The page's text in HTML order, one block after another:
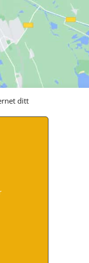
ditt